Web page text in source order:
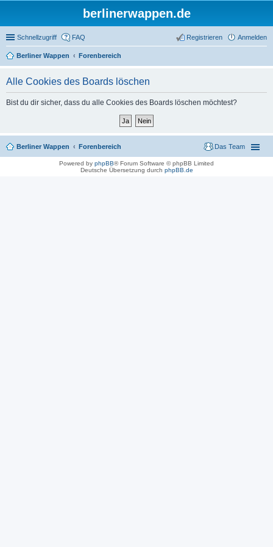
berlinerwappen.de
Schnellzugriff FAQ Anmelden
Registrieren
Berliner Wappen Forenbereich
Alle Cookies des Boards löschen
Bist du dir sicher, dass du alle Cookies des Boards löschen möchtest?
Berliner Wappen Forenbereich Das Team
Powered by phpBB® Forum Software © phpBB Limited
Deutsche Übersetzung durch phpBB.de